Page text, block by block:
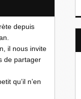
depuis
il nous invite
de partager
qu’il n’en